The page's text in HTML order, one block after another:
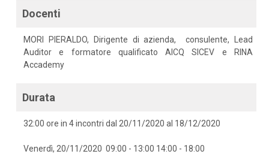
Docenti
MORI PIERALDO, Dirigente di azienda, consulente, Lead
Auditor e formatore qualificato AICQ SICEV e RINA
Accademy
Durata
32:00 ore in 4 incontri dal 20/11/2020 al 18/12/2020
Venerdì, 20/11/2020 09:00 - 13:00 14:00 - 18:00